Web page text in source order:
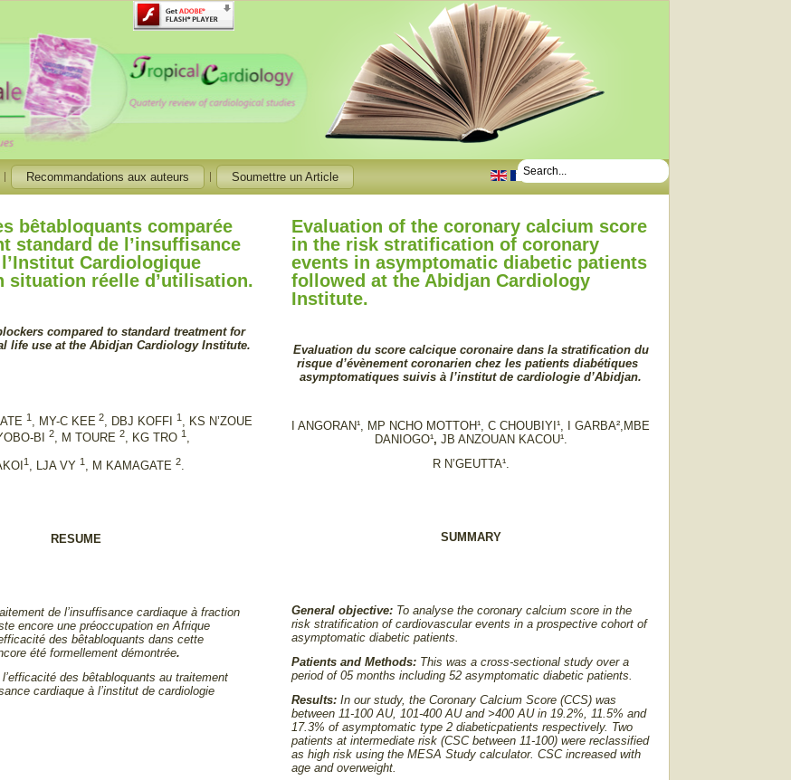
.
Recommandations aux auteurs Soumettre un Article
bêtabloquants comparée
standard de l’insuffisance
Cardiologique
situation réelle d’utilisation.
compared to standard treatment for
life use at the Abidjan Cardiology Institute.
1 , MY-C KEE 2, DBJ KOFFI1 , KS N’ZOUE
BI2, M TOURE2, KG TRO1 ,
1 , LJA VY1 , M KAMAGATE2
RESUME
de l’insuffisance cardiaque à fraction
encore une préoccupation en Afrique
des bêtabloquants dans cette
été formellement démontrée.
des bêtabloquants au traitement
cardiaque à l’institut de cardiologie
Evaluation of the coronary calcium score
in the risk stratification of coronary
events in asymptomatic diabetic patients
followed at the Abidjan Cardiology
Institute.
Evaluation du score calcique coronaire dans la stratification du
risque d’évènement coronarien chez les patients diabétiques
asymptomatiques suivis à l’institut de cardiologie d’Abidjan.
I ANGORAN¹, MP NCHO MOTTOH¹, C CHOUBIYI¹, I GARBA²,MBE
DANIOGO¹, JB ANZOUAN KACOU¹.
R N’GEUTTA¹.
SUMMARY
General objective: To analyse the coronary calcium score in the
risk stratification of cardiovascular events in a prospective cohort of
asymptomatic diabetic patients.
Patients and Methods: This was a cross-sectional study over a
period of 05 months including 52 asymptomatic diabetic patients.
Results: In our study, the Coronary Calcium Score (CCS) was
between 11-100 AU, 101-400 AU and >400 AU in 19.2%, 11.5% and
17.3% of asymptomatic type 2 diabeticpatients respectively. Two
patients at intermediate risk (CSC between 11-100) were reclassified
as high risk using the MESA Study calculator. CSC increased with
age and overweight.